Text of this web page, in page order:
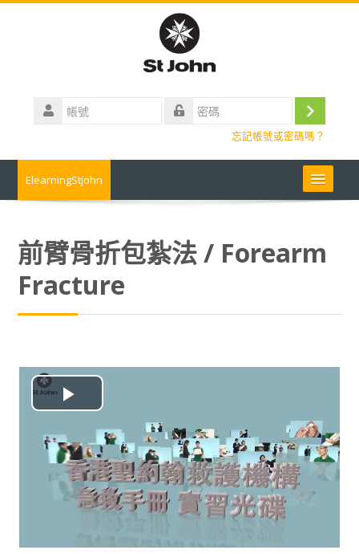
號
登
忘記帳號或密碼嗎？
ElearningStjohn
Contact us 聯絡我們
程
前臂骨折包紮法 / Forearm
Fracture
播
放
视
频